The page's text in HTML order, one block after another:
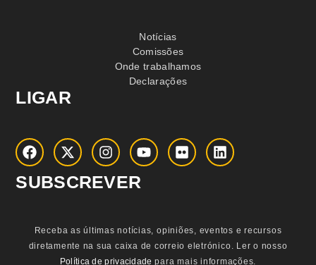
Notícias
Comissões
Onde trabalhamos
Declarações
LIGAR
SUBSCREVER
Receba as últimas notícias, opiniões, eventos e recursos
diretamente na sua caixa de correio eletrónico. Ler o nosso
Política de privacidade para mais informações.